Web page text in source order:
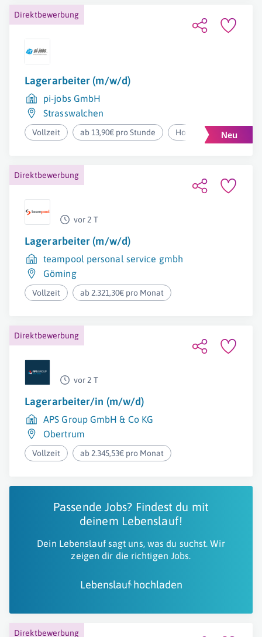
Direktbewerbung
Lagerarbeiter (m/w/d)
pi-jobs GmbH
Strasswalchen
Vollzeit ab 13,90€ pro Stunde Homeoffice
Direktbewerbung
vor 2 T
Lagerarbeiter (m/w/d)
teampool personal service gmbh
Göming
Vollzeit ab 2.321,30€ pro Monat
Direktbewerbung
vor 2 T
Lagerarbeiter/in (m/w/d)
APS Group GmbH & Co KG
Obertrum
Vollzeit ab 2.345,53€ pro Monat
Passende Jobs? Findest du mit
deinem Lebenslauf!
Dein Lebenslauf sagt uns, was du suchst. Wir
zeigen dir die richtigen Jobs.
Lebenslauf hochladen
Direktbewerbung